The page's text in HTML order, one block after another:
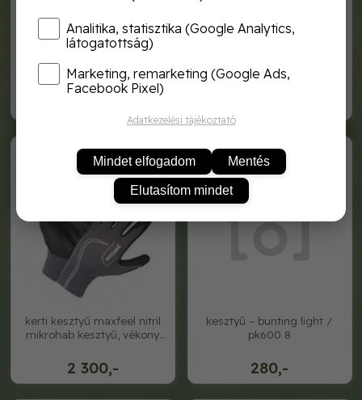
3"
4"
2 300,-
kerti kesztyű maxfeel nitril
mikrohab kesztyű, vékony
280,-
kesztyű – bunting light /
pk600 8
Analitika, statisztika (Google Analytics,
látogatottság)
Marketing, remarketing (Google Ads,
Facebook Pixel)
Adatkezelési tájékoztató
Mindet elfogadom Mentés
Elutasítom mindet